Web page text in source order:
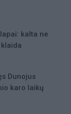
kalta ne
Dunojus
karo laikų